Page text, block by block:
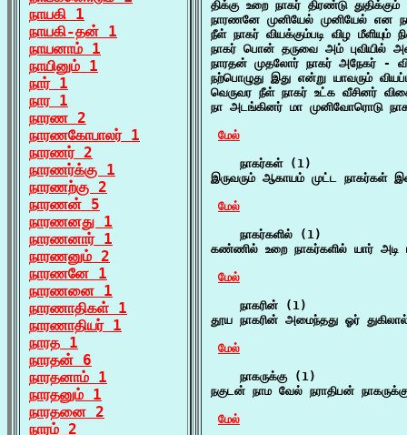
நாயகி 1
நாயகி-தன் 1
நாயனாம் 1
நாயினும் 1
நார் 1
நார 1
நாரண 2
நாரணகோபாலர் 1
நாரணர் 2
நாரணர்க்கு 1
நாரணற்கு 2
நாரணன் 5
நாரணனது 1
நாரணனார் 1
நாரணனும் 2
நாரணனே 1
நாரணனை 1
நாரணாதிகள் 1
நாரணாதியர் 1
நாரத 1
நாரதன் 6
நாரதனாம் 1
நாரதனும் 1
நாரதனை 2
நாரம் 2
திக்கு உறை நாகர் திரண்டு
நாரணனே முனியேல் முனியேல் என
நீள் நாகர் வியக்கும்படி விழ மீளியும்
நாகர் பொன் தருவை அம் புவியில்
நாரதன் முதலோர் நாகர் அநேகர் -
நற்பொழுது இது என்று யாவரும்
வெருவர நீள் நாகர் உட்க வீசினர்
நா அடங்கினர் மா முனிவோரொடு
மேல்
    நாகர்கள் (1)
இருவரும் ஆகாயம் முட்ட நாகர்கள்
மேல்
    நாகர்களில் (1)
கண்ணில் உறை நாகர்களில் யார்
மேல்
    நாகரின் (1)
தூய நாகரின் அமைந்தது ஓர்
மேல்
    நாகருக்கு (1)
நகுடன் நாம வேல் நராதிபன்
மேல்